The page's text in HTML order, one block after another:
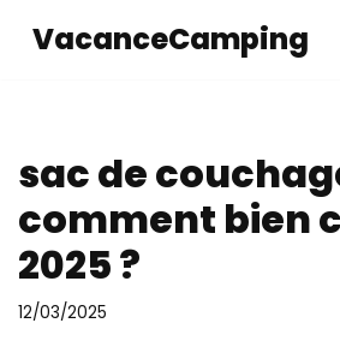
VacanceCamping
sac de
comment bien
2025 ?
12/03/2025